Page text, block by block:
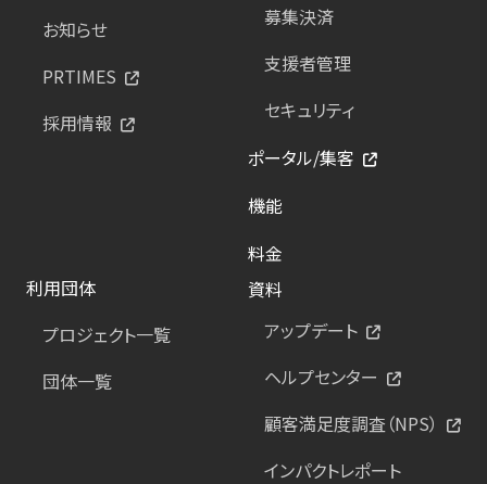
お知らせ
PRTIMES
採用情報
募集決済
支援者管理
セキュリティ
ポータル/集客
機能
料金
利用団体
プロジェクト一覧
団体一覧
資料
アップデート
ヘルプセンター
顧客満足度調査（NPS）
インパクトレポート